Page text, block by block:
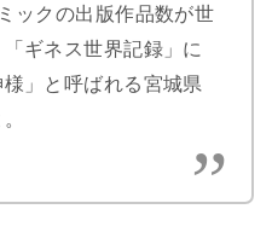
ックの出版作品数が世
ギネス世界記録」に
」と呼ばれる宮城県